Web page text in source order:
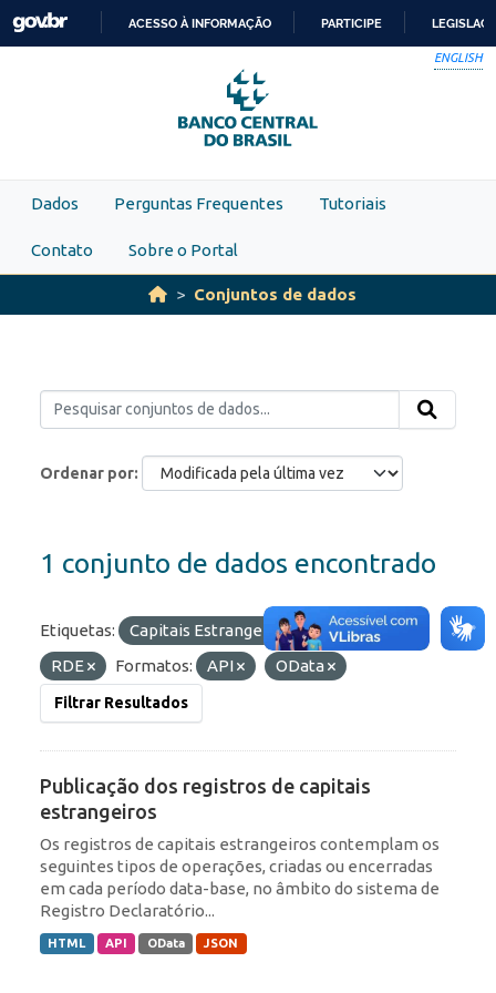
Skip to main content
PARA
O
CONTEÚDO
ACESSO À INFORMAÇÃO PARTICIPE
ENGLISH
Dados Perguntas Frequentes Tutoriais
Contato Sobre o Portal
Conjuntos de dados
Ordenar por
1 conjunto de dados encontrado
Etiquetas: Capitais Estrangeiros
IED
RDE
Formatos: API OData
Filtrar Resultados
Publicação dos registros de capitais
estrangeiros
Os registros de capitais estrangeiros contemplam os
seguintes tipos de operações, criadas ou encerradas
em cada período data-base, no âmbito do sistema de
Registro Declaratório...
HTML API OData JSON